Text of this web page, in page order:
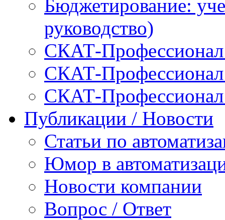
Бюджетирование:
руководство)
СКАТ-
СКАТ-
СКАТ-
Публикации / Новости
Статьи по
Юмор в
Новости компании
Вопрос / Ответ